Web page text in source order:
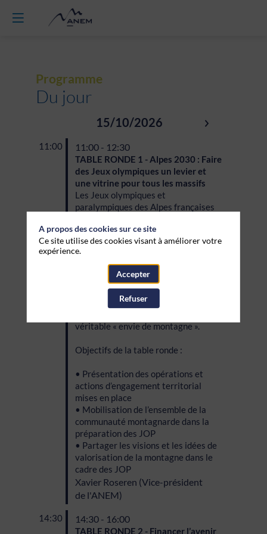
Programme
Du jour
15/10/2026
11:00 11:00 - 12:30
TABLE RONDE 1 - Alpes 2030 : Faire
des Jeux olympiques un levier et
une vitrine pour tous les massifs
Les Jeux olympiques et
paralympiques des Alpes françaises
structurant pour les territoires de
montagne et l’ensemble des massifs.
Ils offrent une opportunité unique de
renforcer leur attractivité,
d’expérimenter des solutions
innovantes au service de leur avenir
et de faire émerger, notamment
véritable « envie de montagne ».
Objectifs de la table ronde :
• Présentation des opérations et
actions d’engagement territorial
mises en place
• Mobilisation de l’ensemble de la
communauté montagnarde dans la
préparation des JOP
• Partager les visions et les idées de
valorisation de la montagne dans le
cadre des JOP
Xavier Roseren (Vice-président
de l'ANEM)
14:30 14:30 - 16:00
TABLE RONDE 2 - Financer l’avenir
A propos des cookies sur ce site
Ce site utilise des cookies visant à améliorer votre
expérience.
Accepter
Refuser